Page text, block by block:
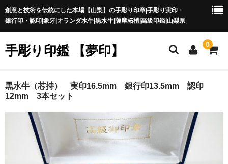
創意と技術を伝統にした本場【山梨】の手彫り印章|手彫り実印・
銀行印・認印|象牙|オランダ水牛|黒水牛|薩摩柘植|高級印鑑|山梨県
手彫り印鑑 【夢印】 0
夢印TOP
印章の本場 山梨
一級印章彫刻技能士
黒水牛（芯持） 実印16.5mm 銀行印13.5mm 認印
12mm 3本セット